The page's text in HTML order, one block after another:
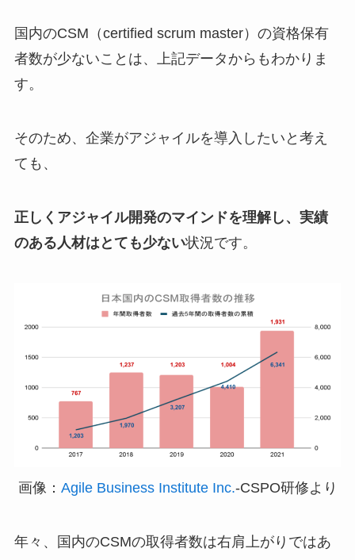
国内のCSM（certified scrum master）の資格保有
者数が少ないことは、上記データからもわかりま
す。
そのため、企業がアジャイルを導入したいと考え
ても、
正しくアジャイル開発のマインドを理解し、実績
のある人材はとても少ない状況です。
画像： Agile Business Institute Inc.-CSPO研修より
年々、国内のCSMの取得者数は右肩上がりではあ